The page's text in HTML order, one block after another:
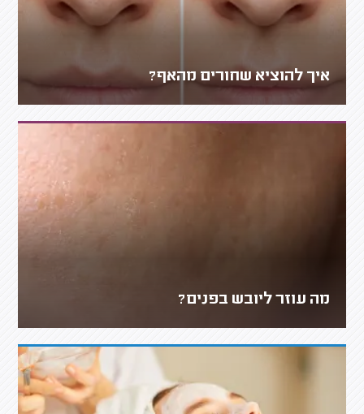
איך להוציא שחורים מהאף?
מה עוזר ליובש בפנים?